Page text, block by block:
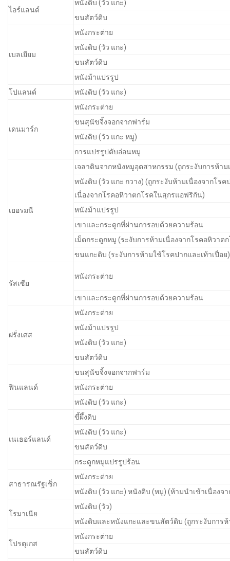
ไอร์แลนด์
หนังดิบ (วัว แกะ)
ขนสัตว์ดิบ
เบลเยียม
หนังกระต่าย
หนังดิบ (วัว แกะ)
ขนสัตว์ดิบ
หนังม้าแปรรูป
โปแลนด์
หนังดิบ (วัว แกะ)
เดนมาร์ก
หนังกระต่าย
ขนสุนัขจิ้งจอกจากฟาร์ม
หนังดิบ (วัว แกะ หมู)
การแปรรูปตับอ่อนหมู
เยอรมนี
เจลาตินจากหนังหมูอุตสาหกรรม (ถูกระงับการห้า
หนังดิบ (วัว แกะ กวาง) (ถูกระงับห้ามเนื่องจากโร
เนื่องจากโรคอหิวาตกโรคในสุกรแอฟริกัน)
หนังม้าแปรรูป
เขาและกระดูกที่ผ่านการอบด้วยความร้อน
เม็ดกระดูกหมู (ระงับการห้ามเนื่องจากโรคอหิวา
ขนแกะดิบ (ระงับการห้ามใช้โรคปากและเท้าเปื่อย)
รัสเซีย
หนังกระต่าย
เขาและกระดูกที่ผ่านการอบด้วยความร้อน
ฝรั่งเศส
หนังกระต่าย
หนังม้าแปรรูป
หนังดิบ (วัว แกะ)
ขนสัตว์ดิบ
ฟินแลนด์
ขนสุนัขจิ้งจอกจากฟาร์ม
หนังกระต่าย
หนังดิบ (วัว แกะ)
เนเธอร์แลนด์
ขี้ผึ้งดิบ
หนังดิบ (วัว แกะ)
ขนสัตว์ดิบ
กระดูกหมูแปรรูปร้อน
สาธารณรัฐเช็ก
หนังกระต่าย
หนังดิบ (วัว แกะ) หนังดิบ (หมู) (ห้ามนำเข้าเนื่องจ
โรมาเนีย
หนังดิบ (วัว)
หนังดิบและหนังแกะและขนสัตว์ดิบ (ถูกระงับการห้
โปรตุเกส
หนังกระต่าย
ขนสัตว์ดิบ